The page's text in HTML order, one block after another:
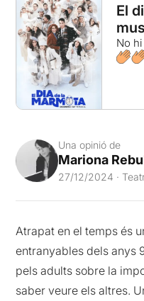
El
No
Una opinió de
Mariona
27/12/2024 ·
Atrapat en el temps és
entranyables dels anys
pels adults sobre la
saber veure els altres.